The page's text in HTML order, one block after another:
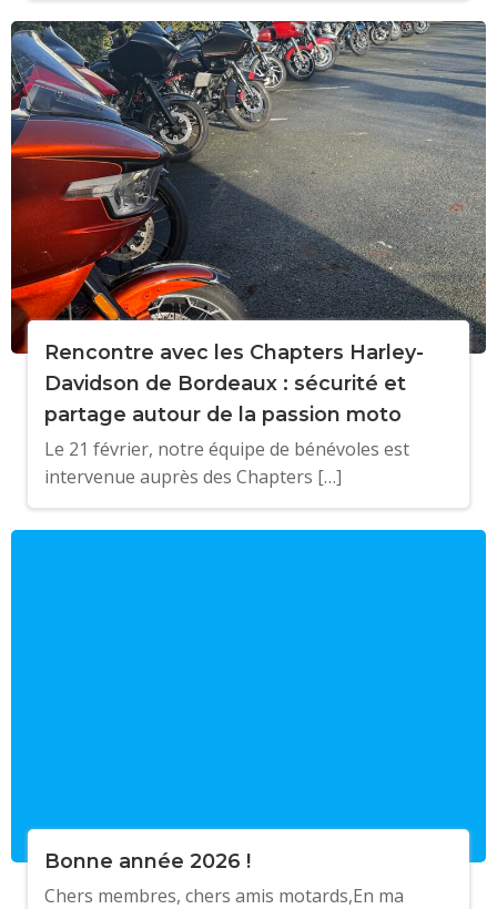
Rencontre avec les Chapters Harley-
Davidson de Bordeaux : sécurité et
partage autour de la passion moto
Le 21 février, notre équipe de bénévoles est
intervenue auprès des Chapters […]
Bonne année 2026 !
Chers membres, chers amis motards,En ma